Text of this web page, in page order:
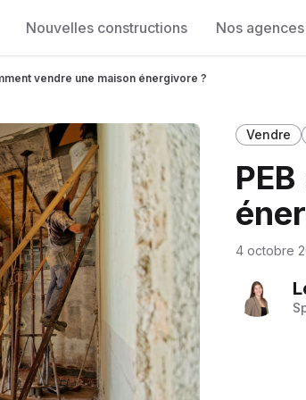
Nouvelles constructions Nos agences
vendre une maison énergivore ?
Vendre
4 octobre